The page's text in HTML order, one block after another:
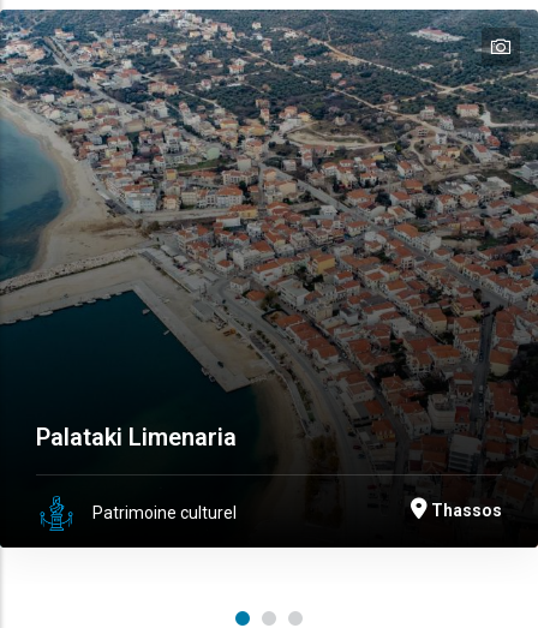
Palataki Limenaria
Patrimoine culturel Thassos